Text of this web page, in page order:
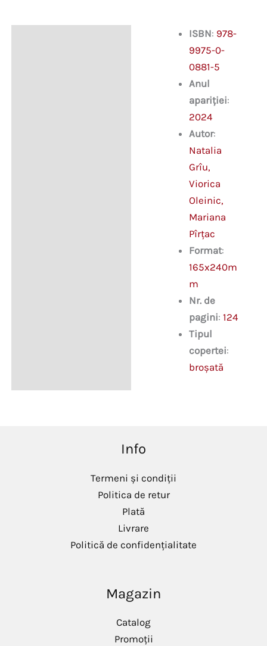
pentru
ISBN: 978-
9975-0-
0881-5
Anul
apariției:
2024
Autor:
Natalia
Grîu,
Viorica
Oleinic,
Mariana
Pîrțac
Format:
165x240m
m
Nr. de
pagini: 124
Tipul
copertei:
broșată
Info
Termeni și condiții
Politica de retur
Plată
Livrare
Politică de confidențialitate
Magazin
Catalog
Promoții